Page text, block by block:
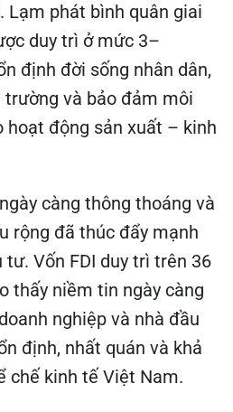
Lạm phát bình quân giai
duy trì ở mức 3–
định đời sống nhân dân,
và bảo đảm môi
hoạt động sản xuất – kinh
càng thông thoáng và
rộng đã thúc đẩy mạnh
Vốn FDI duy trì trên 36
thấy niềm tin ngày càng
nghiệp và nhà đầu
định, nhất quán và khả
chế kinh tế Việt Nam.